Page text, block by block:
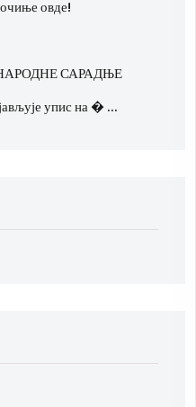
овде!
САРАДЊЕ
упис на � …